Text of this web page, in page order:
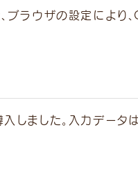
ブラウザの設定により
ました。入力データ